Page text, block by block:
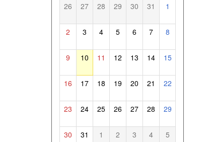
26 27 28 29 30 31 1
2 3 4 5 6 7 8
9 10 11 12 13 14 15
16 17 18 19 20 21 22
23 24 25 26 27 28 29
30 31 1 2 3 4 5